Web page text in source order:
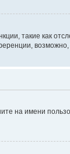
такие как
на имени